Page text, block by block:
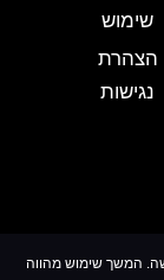
שימוש
הצהרת
נגישות
המשך שימוש מהווה